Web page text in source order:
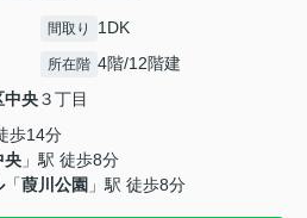
間取り 1DK
所在階 4階/12階建
中央３丁目
歩14分
央 」駅 徒歩8分
「葭川公園 」駅 徒歩8分